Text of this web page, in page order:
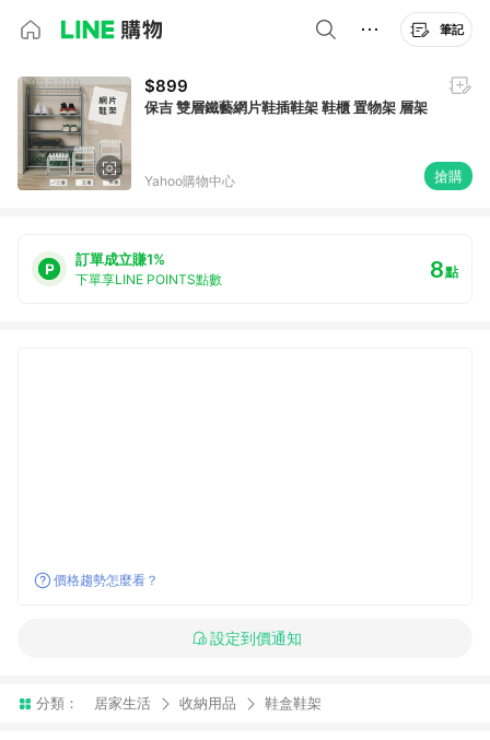
筆記
$899
保吉 雙層鐵藝網片鞋插鞋架 鞋櫃 置物架 層架
Yahoo購物中心 搶購
訂單成立賺1%
下單享LINE POINTS點數 8點
價格趨勢怎麼看？
設定到價通知
分類： 居家生活 收納用品 鞋盒鞋架